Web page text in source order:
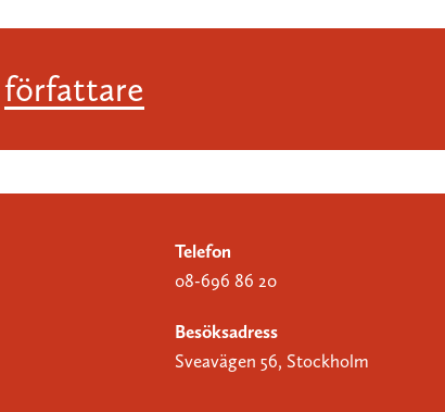
författare
Telefon
08-696 86 20
Besöksadress
Sveavägen 56, Stockholm